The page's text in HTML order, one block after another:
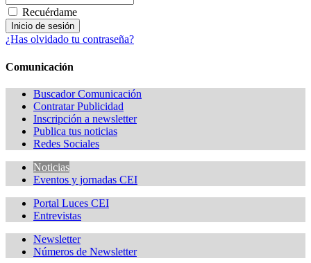
Recuérdame
¿Has olvidado tu contraseña?
Comunicación
Buscador Comunicación
Contratar Publicidad
Inscripción a newsletter
Publica tus noticias
Redes Sociales
Noticias
Eventos y jornadas CEI
Portal Luces CEI
Entrevistas
Newsletter
Números de Newsletter